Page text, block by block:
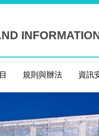
規則與辦法 資訊